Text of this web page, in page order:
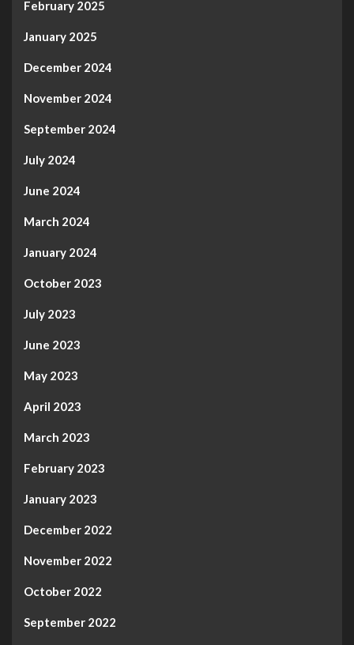
February 2025
January 2025
December 2024
November 2024
September 2024
July 2024
June 2024
March 2024
January 2024
October 2023
July 2023
June 2023
May 2023
April 2023
March 2023
February 2023
January 2023
December 2022
November 2022
October 2022
September 2022